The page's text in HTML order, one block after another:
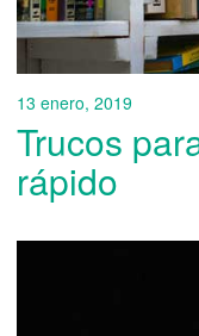
13 enero, 2019
Trucos
rápido